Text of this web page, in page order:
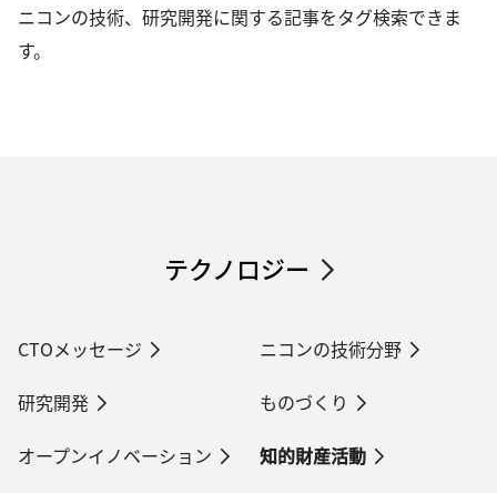
ニコンの技術、研究開発に関する記事をタグ検索できま
す。
テクノロジー
CTOメッセージ
ニコンの技術分野
研究開発
ものづくり
オープンイノベーション
知的財産活動